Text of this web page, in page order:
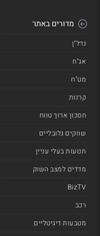
מדורים באתר
נדל"ן
אג"ח
מט"ח
קרנות
חסכון ארוך טווח
שווקים גלובליים
תנועות בעלי עניין
מדדים למצב השוק
BizTV
רכב
מטבעות דיגיטליים